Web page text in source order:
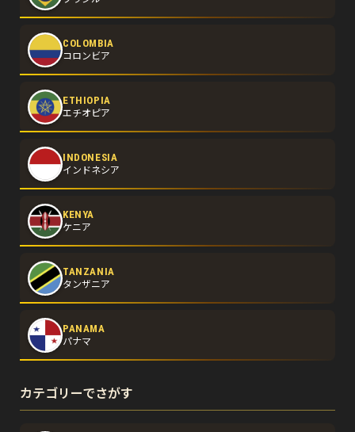
COLOMBIA
コロンビア
ETHIOPIA
エチオピア
INDONESIA
インドネシア
KENYA
ケニア
TANZANIA
タンザニア
PANAMA
パナマ
カテゴリーでさがす